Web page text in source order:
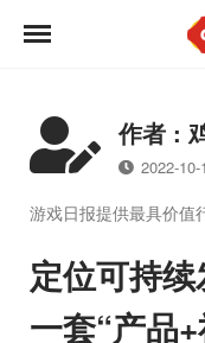
作者 :
2022-
游戏日报提供最具价值
定位可持
一套“产品